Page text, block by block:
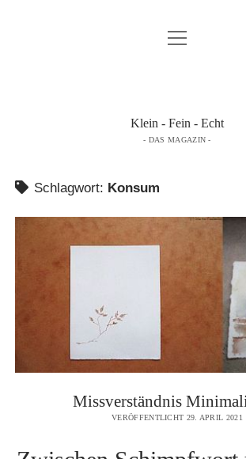
K & F …
IMPRESSUM
Menü
öffnen
Klein - Fein - Echt
- DAS MAGAZIN -
Schlagwort: Konsum
Missverständnis
VERÖFFENTLICHT 29. APRIL 2021